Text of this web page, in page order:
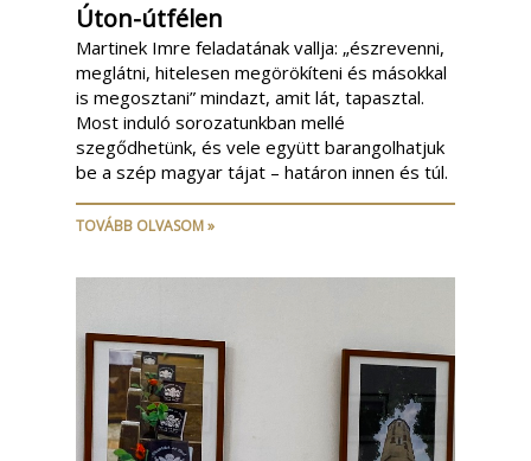
Úton-útfélen
Martinek Imre feladatának vallja: „észrevenni,
meglátni, hitelesen megörökíteni és másokkal
is megosztani” mindazt, amit lát, tapasztal.
Most induló sorozatunkban mellé
szegődhetünk, és vele együtt barangolhatjuk
be a szép magyar tájat – határon innen és túl.
TOVÁBB OLVASOM »